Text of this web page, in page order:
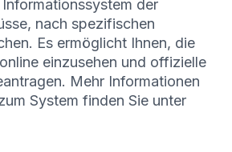
der
nach spezifischen
Es ermöglicht Ihnen, die
einzusehen und offizielle
Mehr Informationen
System finden Sie unter